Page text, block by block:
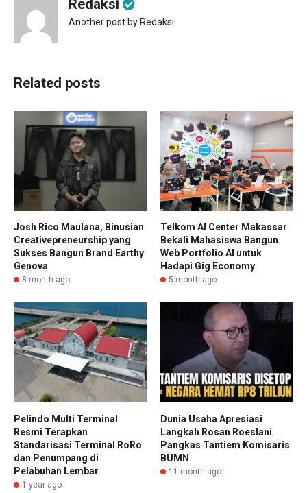
Redaksi
Another post by Redaksi
Related posts
Josh Rico Maulana, Binusian
Creativepreneurship yang
Sukses Bangun Brand Earthy
Genova
8 month ago
Telkom AI Center Makassar
Bekali Mahasiswa Bangun
Web Portfolio AI untuk
Hadapi Gig Economy
5 month ago
Pelindo Multi Terminal
Resmi Terapkan
Standarisasi Terminal RoRo
dan Penumpang di
Pelabuhan Lembar
1 year ago
Dunia Usaha Apresiasi
Langkah Rosan Roeslani
Pangkas Tantiem Komisaris
BUMN
11 month ago